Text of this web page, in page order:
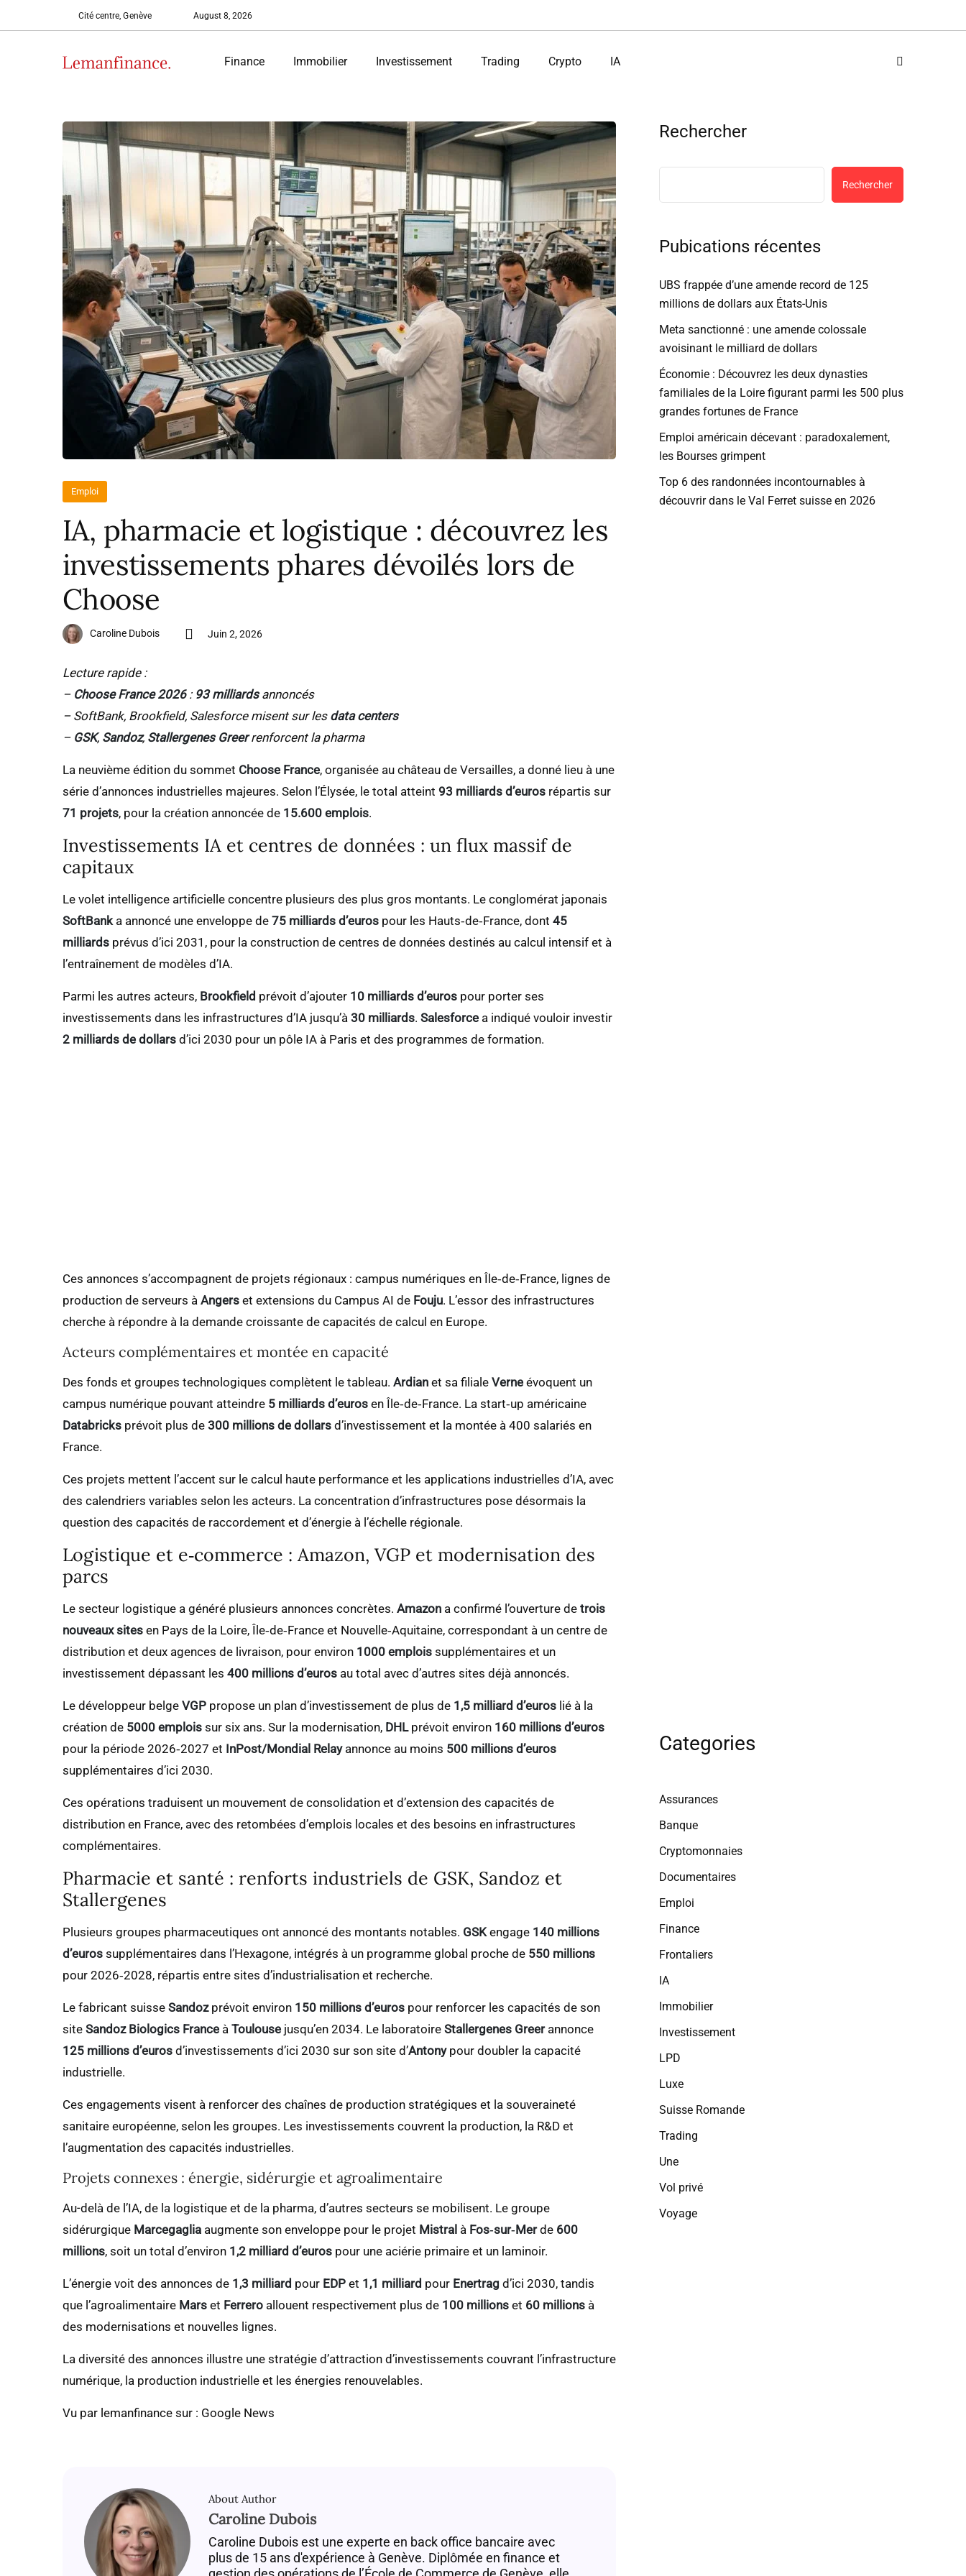
Cité centre, Genève August 8, 2026
Finance Immobilier Investissement Trading Crypto IA
Emploi
IA, pharmacie et logistique : découvrez les
investissements phares dévoilés lors de
Choose
Caroline Dubois Juin 2, 2026
Lecture rapide :
– Choose France 2026: 93 milliardsannoncés
– SoftBank, Brookfield, Salesforce misent sur les data centers
– GSK, Sandoz, Stallergenes Greerrenforcent la pharma
La neuvième édition du sommet Choose France, organisée au château de Versailles, a donné lieu à une
série d’annonces industrielles majeures. Selon l’Élysée, le total atteint 93 milliards d’euros répartis sur
71 projets, pour la création annoncée de 15.600 emplois.
Investissements IA et centres de données : un flux massif de
capitaux
Le volet intelligence artificielle concentre plusieurs des plus gros montants. Le conglomérat japonais
SoftBanka annoncé une enveloppe de 75 milliards d’euros pour les Hauts‑de‑France, dont 45
milliards prévus d’ici 2031, pour la construction de centres de données destinés au calcul intensif et à
l’entraînement de modèles d’IA.
Parmi les autres acteurs, Brookfield prévoit d’ajouter 10 milliards d’euros pour porter ses
investissements dans les infrastructures d’IA jusqu’à 30 milliards. Salesforce a indiqué vouloir investir
2 milliards de dollars d’ici 2030 pour un pôle IA à Paris et des programmes de formation.
Ces annonces s’accompagnent de projets régionaux : campus numériques en Île‑de‑France, lignes de
production de serveurs à Angers et extensions du Campus AI de Fouju. L’essor des infrastructures
cherche à répondre à la demande croissante de capacités de calcul en Europe.
Acteurs complémentaires et montée en capacité
Des fonds et groupes technologiques complètent le tableau. Ardian et sa filiale Verne évoquent un
campus numérique pouvant atteindre 5 milliards d’euros en Île‑de‑France. La start‑up américaine
Databricks prévoit plus de 300 millions de dollars d’investissement et la montée à 400 salariés en
France.
Ces projets mettent l’accent sur le calcul haute performance et les applications industrielles d’IA, avec
des calendriers variables selon les acteurs. La concentration d’infrastructures pose désormais la
question des capacités de raccordement et d’énergie à l’échelle régionale.
Logistique et e‑commerce : Amazon, VGP et modernisation des
parcs
Le secteur logistique a généré plusieurs annonces concrètes. Amazon a confirmé l’ouverture de trois
nouveaux sites en Pays de la Loire, Île‑de‑France et Nouvelle‑Aquitaine, correspondant à un centre de
distribution et deux agences de livraison, pour environ 1000 emplois supplémentaires et un
investissement dépassant les 400 millions d’euros au total avec d’autres sites déjà annoncés.
Le développeur belge VGP propose un plan d’investissement de plus de 1,5 milliard d’euros lié à la
création de 5000 emplois sur six ans. Sur la modernisation, DHLprévoit environ 160 millions d’euros
pour la période 2026‑2027 et InPost/Mondial Relayannonce au moins 500 millions d’euros
supplémentaires d’ici 2030.
Ces opérations traduisent un mouvement de consolidation et d’extension des capacités de
distribution en France, avec des retombées d’emplois locales et des besoins en infrastructures
complémentaires.
Pharmacie et santé : renforts industriels de GSK, Sandoz et
Stallergenes
Plusieurs groupes pharmaceutiques ont annoncé des montants notables. GSKengage 140 millions
d’euros supplémentaires dans l’Hexagone, intégrés à un programme global proche de 550 millions
pour 2026‑2028, répartis entre sites d’industrialisation et recherche.
Le fabricant suisse Sandozprévoit environ 150 millions d’euros pour renforcer les capacités de son
site Sandoz Biologics France à Toulouse jusqu’en 2034. Le laboratoire Stallergenes Greerannonce
125 millions d’euros d’investissements d’ici 2030 sur son site d’Antonypour doubler la capacité
industrielle.
Ces engagements visent à renforcer des chaînes de production stratégiques et la souveraineté
sanitaire européenne, selon les groupes. Les investissements couvrent la production, la R&D et
l’augmentation des capacités industrielles.
Projets connexes : énergie, sidérurgie et agroalimentaire
Au-delà de l’IA, de la logistique et de la pharma, d’autres secteurs se mobilisent. Le groupe
sidérurgique Marcegaglia augmente son enveloppe pour le projet Mistral à Fos‑sur‑Merde 600
millions, soit un total d’environ 1,2 milliard d’euros pour une aciérie primaire et un laminoir.
L’énergie voit des annonces de 1,3 milliard pour EDP et 1,1 milliard pour Enertrag d’ici 2030, tandis
que l’agroalimentaire Mars et Ferrero allouent respectivement plus de 100 millions et 60 millions à
des modernisations et nouvelles lignes.
La diversité des annonces illustre une stratégie d’attraction d’investissements couvrant l’infrastructure
numérique, la production industrielle et les énergies renouvelables.
Vu par lemanfinance sur : Google News
About Author
Caroline Dubois
Caroline Dubois est une experte en back office bancaire avec
plus de 15 ans d'expérience à Genève. Diplômée en finance et
Rechercher
Rechercher
Pubications récentes
UBS frappée d’une amende record de 125
millions de dollars aux États-Unis
Meta sanctionné : une amende colossale
avoisinant le milliard de dollars
Économie : Découvrez les deux dynasties
familiales de la Loire figurant parmi les 500 plus
grandes fortunes de France
Emploi américain décevant : paradoxalement,
les Bourses grimpent
Top 6 des randonnées incontournables à
découvrir dans le Val Ferret suisse en 2026
Categories
Assurances
Banque
Cryptomonnaies
Documentaires
Emploi
Finance
Frontaliers
IA
Immobilier
Investissement
LPD
Luxe
Suisse Romande
Trading
Une
Vol privé
Voyage